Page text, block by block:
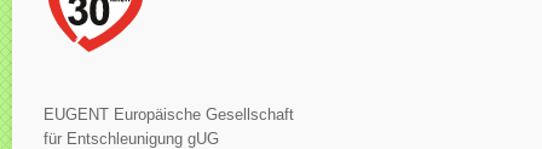
EUGENT Europäische Gesellschaft
für Entschleunigung gUG